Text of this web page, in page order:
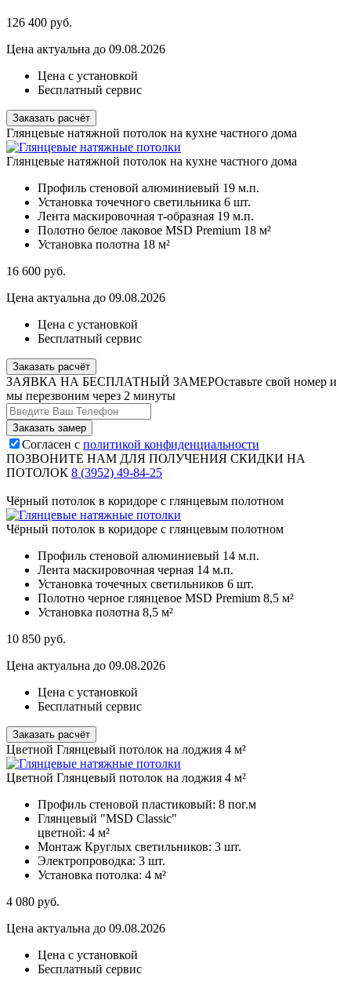
126 400 руб.
Цена актуальна до 09.08.2026
Цена с установкой
Бесплатный сервис
Заказать расчёт
Глянцевые натяжной потолок на кухне частного дома
Глянцевые натяжной потолок на кухне частного дома
Профиль стеновой алюминиевый 19 м.п.
Установка точечного светильника 6 шт.
Лента маскировочная т-образная 19 м.п.
Полотно белое лаковое MSD Premium 18 м²
Установка полотна 18 м²
16 600 руб.
Цена актуальна до 09.08.2026
Цена с установкой
Бесплатный сервис
Заказать расчёт
ЗАЯВКА НА БЕСПЛАТНЫЙ ЗАМЕРОставьте свой номер и
мы перезвоним через 2 минуты
Согласен с политикой конфиденциальности
ПОЗВОНИТЕ НАМ ДЛЯ ПОЛУЧЕНИЯ СКИДКИ НА
ПОТОЛОК 8 (3952) 49-84-25
Чёрный потолок в коридоре с глянцевым полотном
Чёрный потолок в коридоре с глянцевым полотном
Профиль стеновой алюминиевый 14 м.п.
Лента маскировочная черная 14 м.п.
Установка точечных светильников 6 шт.
Полотно черное глянцевое MSD Premium 8,5 м²
Установка полотна 8,5 м²
10 850 руб.
Цена актуальна до 09.08.2026
Цена с установкой
Бесплатный сервис
Заказать расчёт
Цветной Глянцевый потолок на лоджия 4 м²
Цветной Глянцевый потолок на лоджия 4 м²
Профиль стеновой пластиковый: 8 пог.м
Глянцевый "MSD Classic"
цветной: 4 м²
Монтаж Круглых светильников: 3 шт.
Электропроводка: 3 шт.
Установка потолка: 4 м²
4 080 руб.
Цена актуальна до 09.08.2026
Цена с установкой
Бесплатный сервис